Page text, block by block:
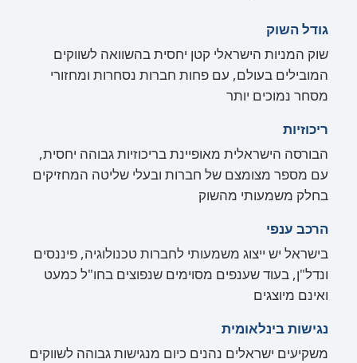
גודל השוק
שוק המניות הישראלי קטן יחסית בהשוואה לשווקים
המובילים בעולם, עם פחות חברות נסחרות ומחזורי
מסחר נמוכים יותר
ריכוזיות
הבורסה הישראלית מאופיינת בריכוזיות גבוהה יחסית,
עם מספר מצומצם של חברות ובעלי שליטה המחזיקים
בחלק משמעותי מהשוק
הרכב ענפי
בישראל יש ייצוג משמעותי לחברות טכנולוגיה, פיננסים
ונדל"ן, בעוד שענפים מסוימים שנפוצים בחו"ל כמעט
ואינם מיוצגים
נגישות בינלאומית
משקיעים ישראלים נהנים כיום מנגישות גבוהה לשווקים